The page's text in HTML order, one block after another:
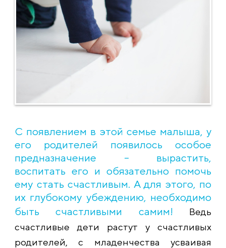
С появлением в этой семье малыша, у
его родителей появилось особое
предназначение – вырастить,
воспитать его и обязательно помочь
ему стать счастливым. А для этого, по
их глубокому убеждению, необходимо
быть счастливыми самим! Ведь
счастливые дети растут у счастливых
родителей, с младенчества усваивая